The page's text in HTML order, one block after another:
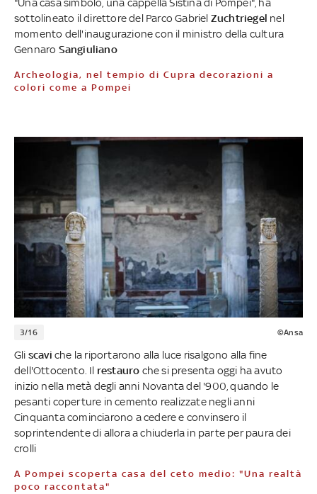
sottolineato il direttore del Parco Gabriel Zuchtriegel nel
momento dell'inaugurazione con il ministro della cultura
Gennaro Sangiuliano
Archeologia, nel tempio di Cupra decorazioni a
colori come a Pompei
3/16 ©Ansa
Gli scaviche la riportarono alla luce risalgono alla fine
dell'Ottocento. Il restauro che si presenta oggi ha avuto
inizio nella metà degli anni Novanta del '900, quando le
pesanti coperture in cemento realizzate negli anni
Cinquanta cominciarono a cedere e convinsero il
soprintendente di allora a chiuderla in parte per paura dei
crolli
A Pompei scoperta casa del ceto medio: "Una realtà
poco raccontata"